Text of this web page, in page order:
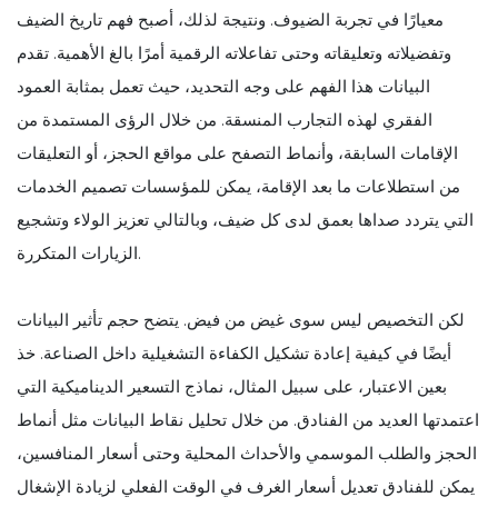
معيارًا في تجربة الضيوف. ونتيجة لذلك، أصبح فهم تاريخ الضيف
وتفضيلاته وتعليقاته وحتى تفاعلاته الرقمية أمرًا بالغ الأهمية. تقدم
البيانات هذا الفهم على وجه التحديد، حيث تعمل بمثابة العمود
الفقري لهذه التجارب المنسقة. من خلال الرؤى المستمدة من
الإقامات السابقة، وأنماط التصفح على مواقع الحجز، أو التعليقات
من استطلاعات ما بعد الإقامة، يمكن للمؤسسات تصميم الخدمات
التي يتردد صداها بعمق لدى كل ضيف، وبالتالي تعزيز الولاء وتشجيع
الزيارات المتكررة.
لكن التخصيص ليس سوى غيض من فيض. يتضح حجم تأثير البيانات
أيضًا في كيفية إعادة تشكيل الكفاءة التشغيلية داخل الصناعة. خذ
بعين الاعتبار، على سبيل المثال، نماذج التسعير الديناميكية التي
اعتمدتها العديد من الفنادق. من خلال تحليل نقاط البيانات مثل أنماط
الحجز والطلب الموسمي والأحداث المحلية وحتى أسعار المنافسين،
يمكن للفنادق تعديل أسعار الغرف في الوقت الفعلي لزيادة الإشغال